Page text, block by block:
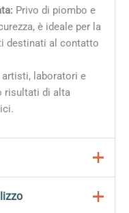
Privo di piombo e
è ideale per la
destinati al contatto
artisti, laboratori e
risultati di alta
seguire